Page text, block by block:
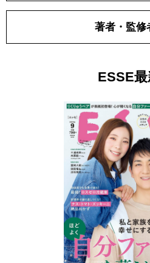
著者・監修
ESSE